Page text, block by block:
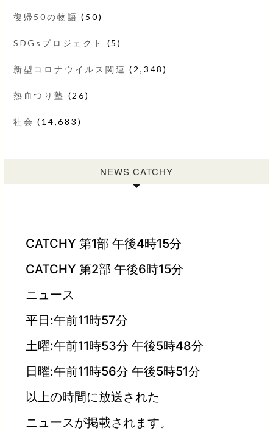
復帰50の物語 (50)
SDGsプロジェクト (5)
新型コロナウイルス関連 (2,348)
熱血つり塾 (26)
社会 (14,683)
NEWS CATCHY
CATCHY 第1部 午後4時15分
CATCHY 第2部 午後6時15分
ニュース
平日:午前11時57分
土曜:午前11時53分 午後5時48分
日曜:午前11時56分 午後5時51分
以上の時間に放送された
ニュースが掲載されます。